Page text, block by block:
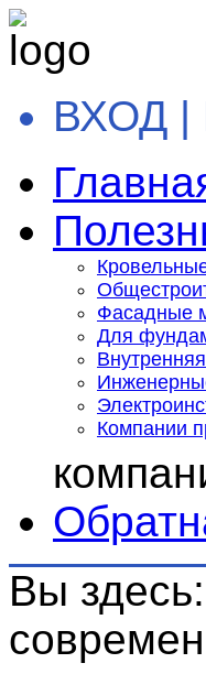
ВХОД
Фасадные
Для
Компании
Вы здесь: